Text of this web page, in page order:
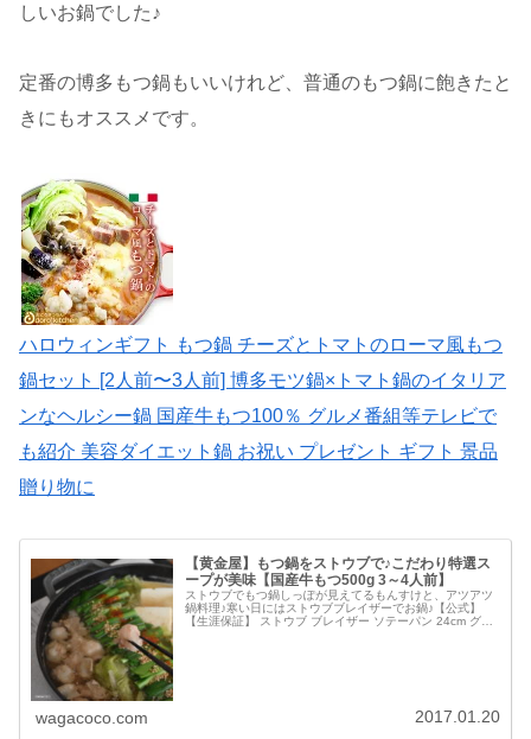
しいお鍋でした♪
定番の博多もつ鍋もいいけれど、普通のもつ鍋に飽きたと
きにもオススメです。
ハロウィンギフト もつ鍋 チーズとトマトのローマ風もつ
鍋セット [2人前〜3人前] 博多モツ鍋×トマト鍋のイタリア
ンなヘルシー鍋 国産牛もつ100％ グルメ番組等テレビで
も紹介 美容ダイエット鍋 お祝い プレゼント ギフト 景品
贈り物に
【黄金屋】もつ鍋をストウブで♪こだわり特選ス
ープが美味【国産牛もつ500g 3～4人前】
ストウブでもつ鍋しっぽが見えてるもんすけと、アツアツ
鍋料理♪寒い日にはストウブブレイザーでお鍋♪【公式】
【生涯保証】 ストウブ ブレイザー ソテーパン 24cm グレ
wagacoco.com 2017.01.20